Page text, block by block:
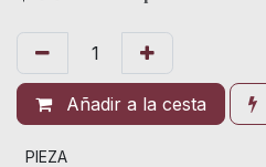
Añadir a la cesta
PIEZA